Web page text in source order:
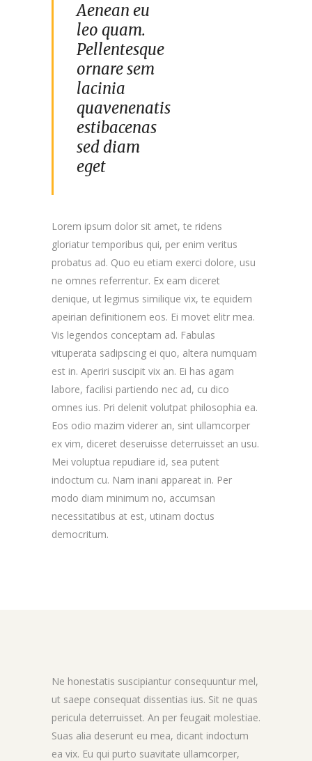
Aenean eu
leo quam.
Pellentesque
ornare sem
lacinia
quavenenatis
estibacenas
sed diam
eget
Lorem ipsum dolor sit amet, te ridens
gloriatur temporibus qui, per enim veritus
probatus ad. Quo eu etiam exerci dolore, usu
ne omnes referrentur. Ex eam diceret
denique, ut legimus similique vix, te equidem
apeirian definitionem eos. Ei movet elitr mea.
Vis legendos conceptam ad. Fabulas
vituperata sadipscing ei quo, altera numquam
est in. Aperiri suscipit vix an. Ei has agam
labore, facilisi partiendo nec ad, cu dico
omnes ius. Pri delenit volutpat philosophia ea.
Eos odio mazim viderer an, sint ullamcorper
ex vim, diceret deseruisse deterruisset an usu.
Mei voluptua repudiare id, sea putent
indoctum cu. Nam inani appareat in. Per
modo diam minimum no, accumsan
necessitatibus at est, utinam doctus
democritum.
Ne honestatis suscipiantur consequuntur mel,
ut saepe consequat dissentias ius. Sit ne quas
pericula deterruisset. An per feugait molestiae.
Suas alia deserunt eu mea, dicant indoctum
ea vix. Eu qui purto suavitate ullamcorper,